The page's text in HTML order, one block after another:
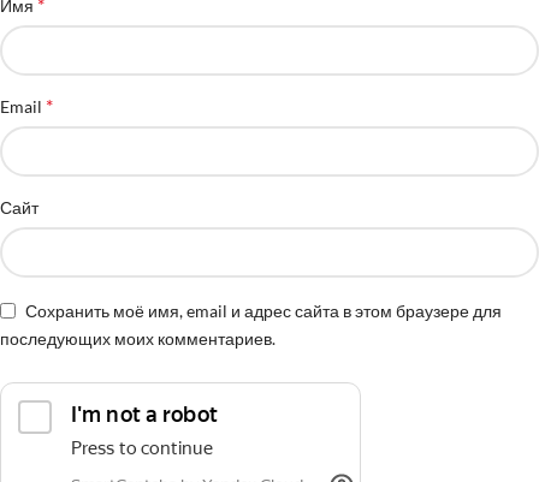
Имя *
Email *
Сайт
Сохранить моё имя, email и адрес сайта в этом браузере для
последующих моих комментариев.